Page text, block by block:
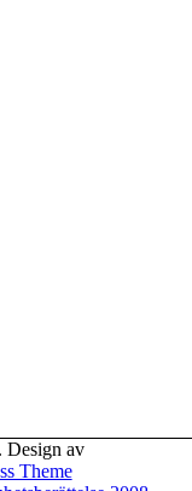
Design av
Theme